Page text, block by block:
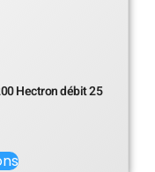
Hectron débit 25